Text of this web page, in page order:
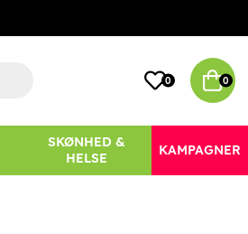
0 0
SKØNHED &
HELSE
KAMPAGNER